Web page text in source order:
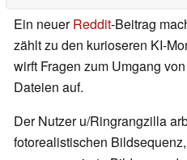
Ein neuerReddit-Beitrag
zählt zu den kurioseren KI-
wirft Fragen zum Umgang
Dateien auf.
Der Nutzer u/Ringrangzilla
fotorealistischen